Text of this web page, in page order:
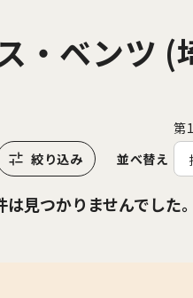
・ベンツ (
並べ替え
第
見つかりませんでした